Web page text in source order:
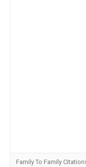
Family To Family